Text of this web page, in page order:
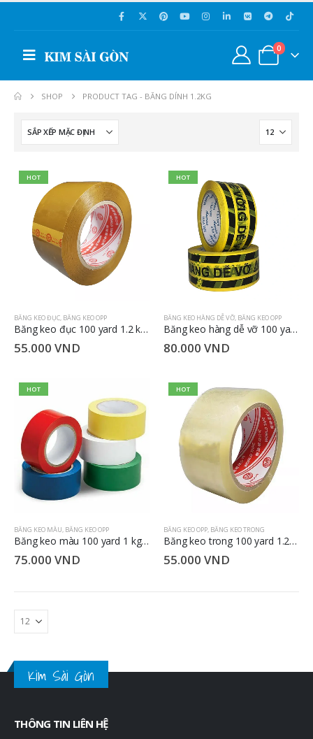
0
SHOP PRODUCT TAG - BĂNG DÍNH 1.2KG
HOT
BĂNG KEO ĐỤC, BĂNG KEO OPP
Băng keo đục 100 yard 1.2 kg 4.8cm
55.000 VND
HOT
BĂNG KEO HÀNG DỄ VỠ, BĂNG KEO OPP
Băng keo hàng dễ vỡ 100 yard 1.2 kg 4.8cm
80.000 VND
HOT
BĂNG KEO MÀU, BĂNG KEO OPP
Băng keo màu 100 yard 1 kg 4.8cm
75.000 VND
HOT
BĂNG KEO OPP, BĂNG KEO TRONG
Băng keo trong 100 yard 1.2 kg 4.8cm
55.000 VND
Kim Sài Gòn
THÔNG TIN LIÊN HỆ